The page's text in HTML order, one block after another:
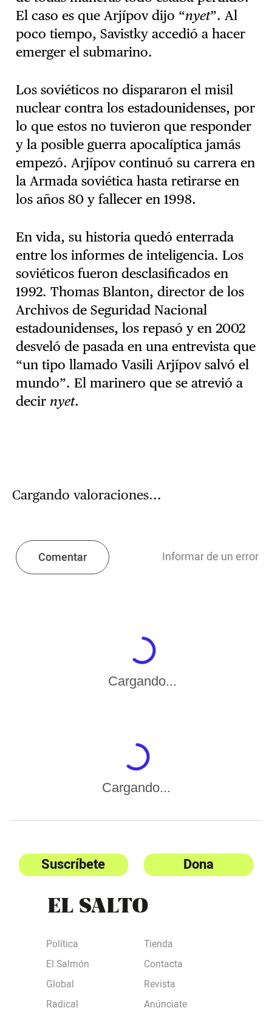
El caso es que Arjípov dijo “nyet”. Al
poco tiempo, Savistky accedió a hacer
emerger el submarino.
Los soviéticos no dispararon el misil
nuclear contra los estadounidenses, por
lo que estos no tuvieron que responder
y la posible guerra apocalíptica jamás
empezó. Arjípov continuó su carrera en
la Armada soviética hasta retirarse en
los años 80 y fallecer en 1998.
En vida, su historia quedó enterrada
entre los informes de inteligencia. Los
soviéticos fueron desclasificados en
1992. Thomas Blanton, director de los
Archivos de Seguridad Nacional
estadounidenses, los repasó y en 2002
desveló de pasada en una entrevista que
“un tipo llamado Vasili Arjípov salvó el
mundo”. El marinero que se atrevió a
decir nyet.
Cargando valoraciones...
Comentar Informar de un error
Cargando...
Cargando...
Suscríbete Dona
Política
El Salmón
Global
Radical
Tienda
Contacta
Revista
Anúnciate